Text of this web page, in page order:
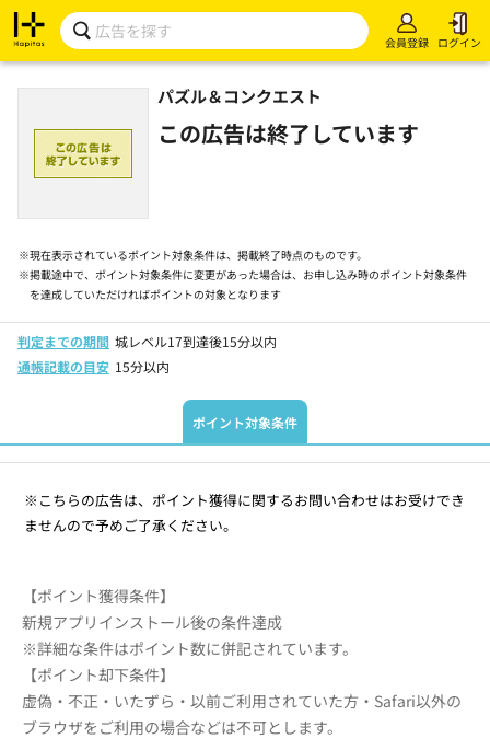
会員登録 ログイン
パズル＆コンクエスト
この広告は終了しています
※現在表示されているポイント対象条件は、掲載終了時点のものです。
※掲載途中で、ポイント対象条件に変更があった場合は、お申し込み時のポイント対象条件
を達成していただければポイントの対象となります
判定までの期間 城レベル17到達後15分以内
通帳記載の目安 15分以内
ポイント対象条件
※こちらの広告は、ポイント獲得に関するお問い合わせはお受けでき
ませんので予めご了承ください。
【ポイント獲得条件】
新規アプリインストール後の条件達成
※詳細な条件はポイント数に併記されています。
【ポイント却下条件】
虚偽・不正・いたずら・以前ご利用されていた方・Safari以外の
ブラウザをご利用の場合などは不可とします。